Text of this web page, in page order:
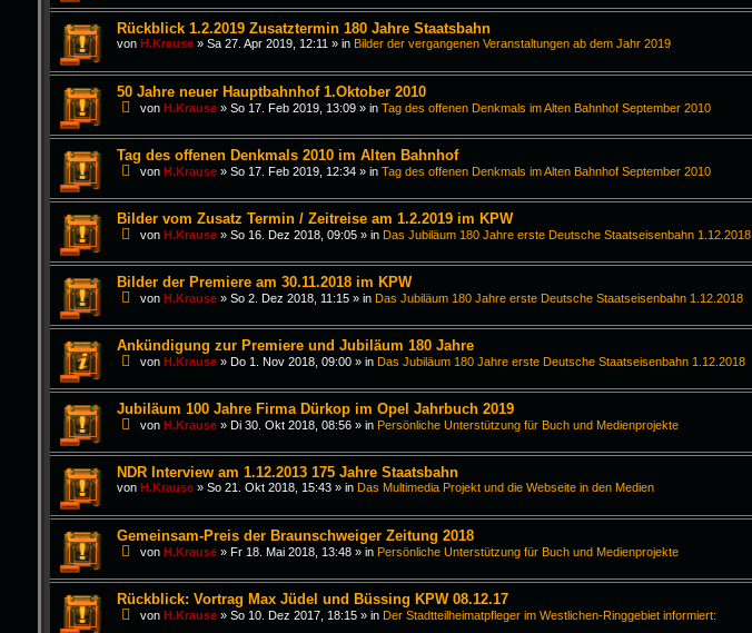
Rückblick 1.2.2019 Zusatztermin 180 Jahre Staatsbahn
von H.Krause» Sa 27. Apr 2019, 12:11 » in Bilder der vergangenen Veranstaltungen ab dem Jahr 2019
50 Jahre neuer Hauptbahnhof 1.Oktober 2010
von H.Krause» So 17. Feb 2019, 13:09» in Tag des offenen Denkmals im Alten Bahnhof September 2010
Tag des offenen Denkmals 2010 im Alten Bahnhof
von H.Krause» So 17. Feb 2019, 12:34» in Tag des offenen Denkmals im Alten Bahnhof September 2010
Bilder vom Zusatz Termin / Zeitreise am 1.2.2019 im KPW
von H.Krause» So 16. Dez 2018, 09:05» in Das Jubiläum 180 Jahre erste Deutsche Staatseisenbahn 1.12.2018
Bilder der Premiere am 30.11.2018 im KPW
von H.Krause» So 2. Dez 2018, 11:15» in Das Jubiläum 180 Jahre erste Deutsche Staatseisenbahn 1.12.2018
Ankündigung zur Premiere und Jubiläum 180 Jahre
von H.Krause» Do 1. Nov 2018, 09:00» in Das Jubiläum 180 Jahre erste Deutsche Staatseisenbahn 1.12.2018
Jubiläum 100 Jahre Firma Dürkop im Opel Jahrbuch 2019
von H.Krause» Di 30. Okt 2018, 08:56» in Persönliche Unterstützung für Buch und Medienprojekte
NDR Interview am 1.12.2013 175 Jahre Staatsbahn
von H.Krause» So 21. Okt 2018, 15:43» in Das Multimedia Projekt und die Webseite in den Medien
Gemeinsam-Preis der Braunschweiger Zeitung 2018
von H.Krause» Fr 18. Mai 2018, 13:48» in Persönliche Unterstützung für Buch und Medienprojekte
Rückblick: Vortrag Max Jüdel und Büssing KPW 08.12.17
von H.Krause» So 10. Dez 2017, 18:15» in Der Stadtteilheimatpfleger im Westlichen-Ringgebiet informiert: